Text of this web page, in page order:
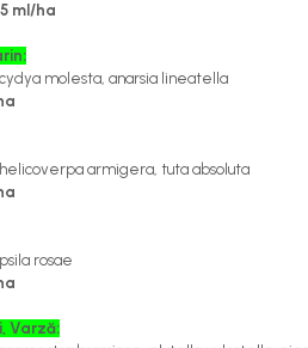
Conifere
ml/ha
molesta, anarsia lineatella
armigera, tuta absoluta
rosae
Varză: